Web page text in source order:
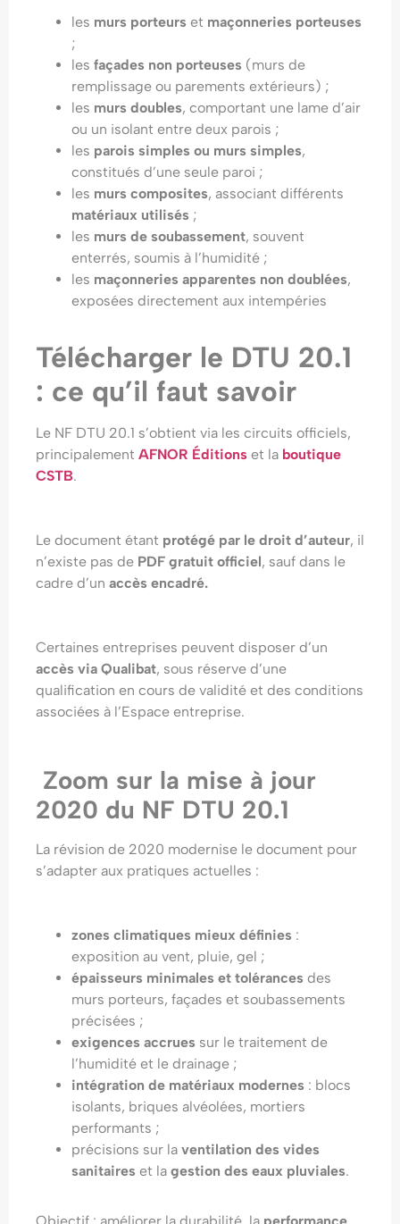
les murs porteurs et maçonneries porteuses
;
les façades non porteuses (murs de
remplissage ou parements extérieurs) ;
les murs doubles, comportant une lame d’air
ou un isolant entre deux parois ;
les parois simples ou murs simples,
constitués d’une seule paroi ;
les murs composites, associant différents
matériaux utilisés ;
les murs de soubassement, souvent
enterrés, soumis à l’humidité ;
les maçonneries apparentes non doublées,
exposées directement aux intempéries
Télécharger le DTU 20.1
: ce qu’il faut savoir
Le NF DTU 20.1 s’obtient via les circuits officiels,
principalement AFNOR Éditions et la boutique
CSTB.
Le document étant protégé par le droit d’auteur, il
n’existe pas de PDF gratuit officiel, sauf dans le
cadre d’un accès encadré.
Certaines entreprises peuvent disposer d’un
accès via Qualibat, sous réserve d’une
qualification en cours de validité et des conditions
associées à l’Espace entreprise.
Zoom sur la mise à jour
2020 du NF DTU 20.1
La révision de 2020 modernise le document pour
s’adapter aux pratiques actuelles :
zones climatiques mieux définies :
exposition au vent, pluie, gel ;
épaisseurs minimales et tolérances des
murs porteurs, façades et soubassements
précisées ;
exigences accrues sur le traitement de
l’humidité et le drainage ;
intégration de matériaux modernes : blocs
isolants, briques alvéolées, mortiers
performants ;
précisions sur la ventilation des vides
sanitaires et la gestion des eaux pluviales.